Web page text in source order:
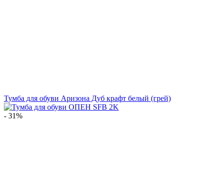
Тумба для обуви Аризона Дуб крафт белый (грей)
- 31%